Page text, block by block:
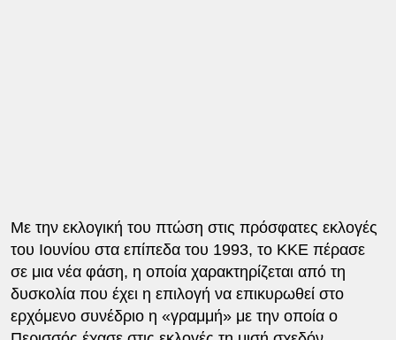
Με την εκλογική του πτώση στις πρόσφατες εκλογές
του Ιουνίου στα επίπεδα του 1993, το ΚΚΕ πέρασε
σε μια νέα φάση, η οποία χαρακτηρίζεται από τη
δυσκολία που έχει η επιλογή να επικυρωθεί στο
ερχόμενο συνέδριο η «γραμμή» με την οποία ο